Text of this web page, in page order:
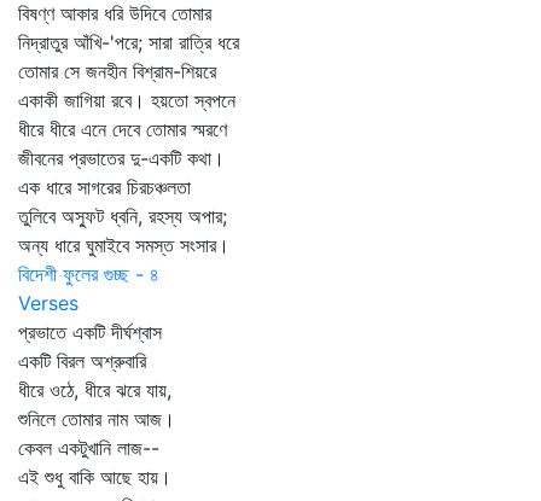
বিষণ্ণ আকার ধরি উদিবে তোমার
নিদ্রাতুর আঁখি-'পরে; সারা রাত্রি ধরে
তোমার সে জনহীন বিশ্রাম-শিয়রে
একাকী জাগিয়া রবে। হয়তো স্বপনে
ধীরে ধীরে এনে দেবে তোমার স্মরণে
জীবনের প্রভাতের দু-একটি কথা।
এক ধারে সাগরের চিরচঞ্চলতা
তুলিবে অস্ফুট ধ্বনি, রহস্য অপার;
অন্য ধারে ঘুমাইবে সমস্ত সংসার।
বিদেশী ফুলের গুচ্ছ - ৪
Verses
প্রভাতে একটি দীর্ঘশ্বাস
একটি বিরল অশ্রুবারি
ধীরে ওঠে, ধীরে ঝরে যায়,
শুনিলে তোমার নাম আজ।
কেবল একটুখানি লাজ--
এই শুধু বাকি আছে হায়।